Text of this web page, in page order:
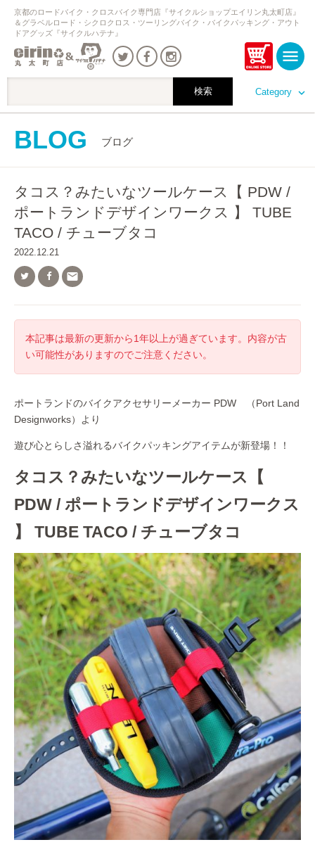
Category
京都のロードバイク・クロスバイク専門店『サイクルショップエイリン丸太町店』
＆グラベルロード・シクロクロス・ツーリングバイク・バイクパッキング・アウト
ドアグッズ『サイクルハテナ』
BLOG ブログ
タコス？みたいなツールケース【 PDW /
ポートランドデザインワークス 】 TUBE
TACO / チューブタコ
2022.12.21

本記事は最新の更新から1年以上が過ぎています。内容が古
い可能性がありますのでご注意ください。
ポートランドのバイクアクセサリーメーカー PDW （Port Land
Designworks）より
遊び心とらしさ溢れるバイクパッキングアイテムが新登場！！
タコス？みたいなツールケース【
PDW / ポートランドデザインワークス
】 TUBE TACO / チューブタコ